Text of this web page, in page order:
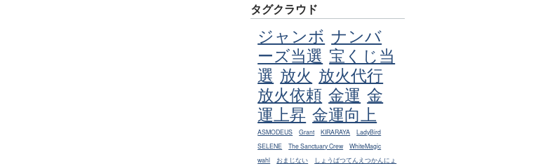
タグクラウド
ジャンボ ナンバ
ーズ当選 宝くじ当
選 放火 放火代行
放火依頼 金運 金
運上昇 金運向上
ASMODEUS Grant KIRARAYA
LadyBird
SELENE
The Sanctuary Crew
WhiteMagic
wahl
おまじない
しょうばつてんえつかんにょ